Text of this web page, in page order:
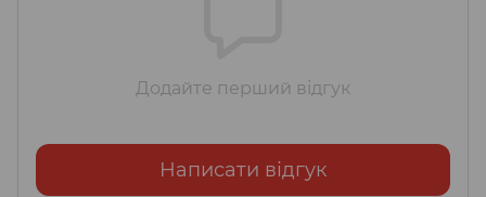
Додайте перший відгук
Написати відгук